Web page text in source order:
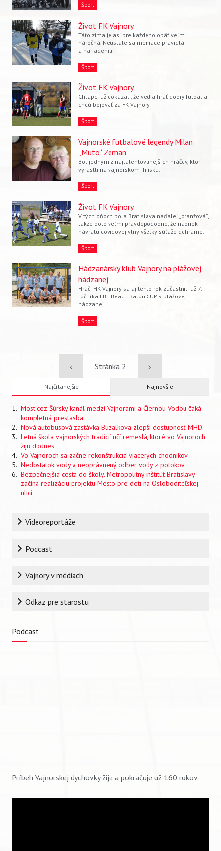
Vyhľadávanie
Šport
Život FK Vajnory
Táto zima je asi pre každého opäť veľmi
náročná. Neustále sa meniace pravidlá
a nariadenia
Šport
Život FK Vajnory
Chlapci už dokázali, že vedia hrať dobrý futbal a
chcú bojovať za FK Vajnory
Šport
Vajnorské futbalové legendy Milan
„Muto“ Zeman
Bol jedným z najtalentovanejších hráčov, ktorí
vyrástli na vajnorskom ihrisku.
Šport
Život FK Vajnory
V tých dňoch bola Bratislava naďalej „oranžová“,
takže bolo veľmi pravdepodobné, že napriek
návratu covidovej vlny všetky súťaže dohráme.
Šport
Hádzanársky klub Vajnory na plážovej
hádzanej
Hráči HK Vajnory sa aj tento rok zúčastnili už 7.
ročníka EBT Beach Balon CUP v plážovej
hádzanej
Šport
Previous
page
Stránka 2 Ďalšia
strana
Najčítanejšie Najnovšie
Most cez Šúrsky kanál medzi Vajnorami a Čiernou Vodou čaká
kompletná prestavba
Nová autobusová zastávka Buzalkova zlepší dostupnosť MHD
Letná škola vajnorských tradícií učí remeslá, ktoré vo Vajnoroch
žijú dodnes
Vo Vajnoroch sa začne rekonštrukcia viacerých chodníkov
Nedostatok vody a neoprávnený odber vody z potokov
Bezpečnejšia cesta do školy. Metropolitný inštitút Bratislavy
začína realizáciu projektu Mesto pre deti na Osloboditeľskej
ulici
RubrikaVideoreportáže
Podcast
Vajnory v médiách
Odkaz pre starostu
Podcast
Príbeh Vajnorskej dychovky žije a pokračuje už 160 rokov